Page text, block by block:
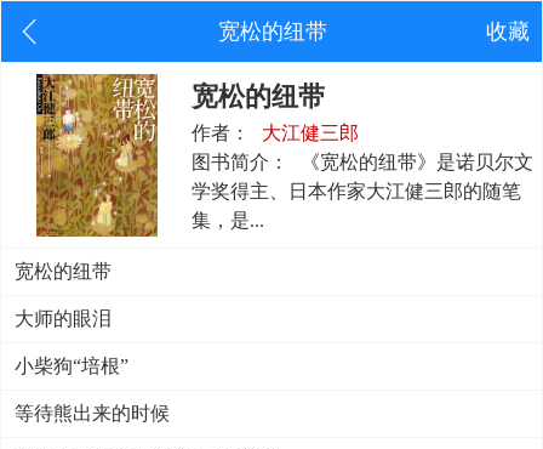
宽松的纽带 收藏
宽松的纽带
作者：
大江健三郎
图书简介：
《宽松的纽带》是诺贝尔文
学奖得主、日本作家大江健三郎的随笔
集，是...
宽松的纽带
大师的眼泪
小柴狗“培根”
等待熊出来的时候